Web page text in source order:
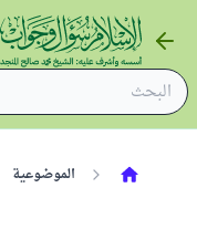
الموضوعية